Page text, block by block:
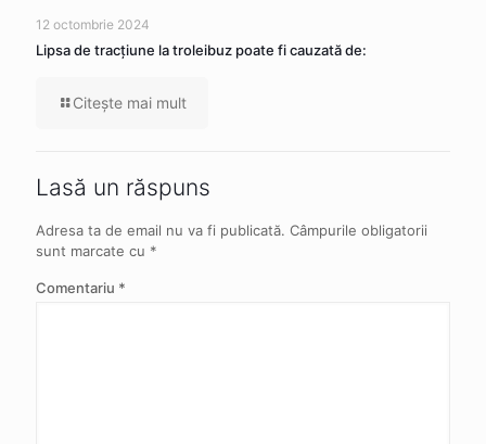
12 octombrie 2024
Lipsa de tracţiune la troleibuz poate fi cauzată de:
Citeşte mai mult
Lasă un răspuns
Adresa ta de email nu va fi publicată. Câmpurile obligatorii
sunt marcate cu *
Comentariu *